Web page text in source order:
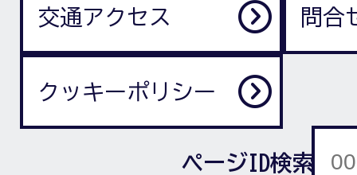
交通アクセス 問合
クッキーポリシー
ページID検索